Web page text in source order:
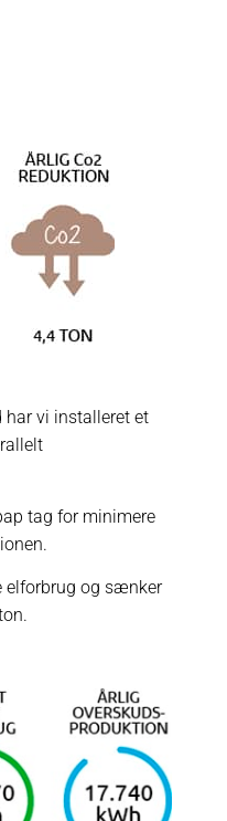
har vi installeret et
tag for minimere
elforbrug og sænker